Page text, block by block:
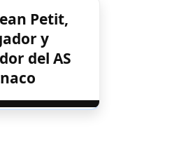
Petit,
y
del AS